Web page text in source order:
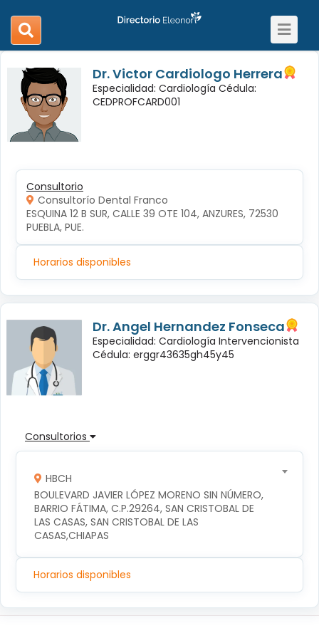
search
navigation
Toggle
Dr. Victor Cardiologo Herrera
Especialidad: Cardiología Cédula:
CEDPROFCARD001
Consultorio
Consultorío Dental Franco
ESQUINA 12 B SUR, CALLE 39 OTE 104, ANZURES, 72530
PUEBLA, PUE.
Horarios disponibles
Dr. Angel Hernandez Fonseca
Especialidad: Cardiología Intervencionista
Cédula: erggr43635gh45y45
Consultorios
HBCH
BOULEVARD JAVIER LÓPEZ MORENO SIN NÚMERO,
BARRIO FÁTIMA, C.P.29264, SAN CRISTOBAL DE
LAS CASAS, SAN CRISTOBAL DE LAS
CASAS,CHIAPAS
Horarios disponibles